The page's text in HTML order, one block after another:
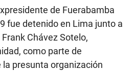
de Fuerabamba
fue detenido en Lima junto a
Chávez Sotelo,
como parte de
presunta organización